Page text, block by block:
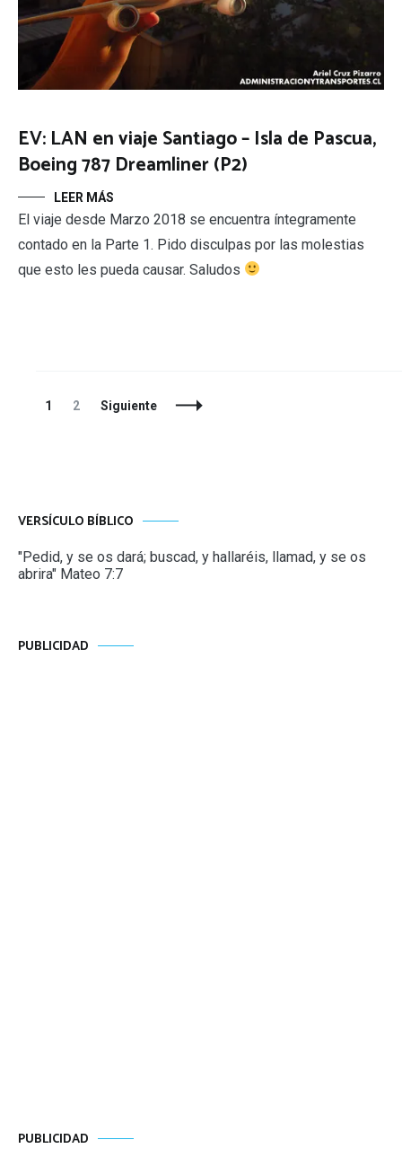
EV: LAN en viaje Santiago – Isla de Pascua,
Boeing 787 Dreamliner (P2)
LEER MÁS
El viaje desde Marzo 2018 se encuentra íntegramente
contado en la Parte 1. Pido disculpas por las molestias
que esto les pueda causar. Saludos
Navegación
Página
1 Página
2 Siguiente
VERSÍCULO BÍBLICO
"Pedid, y se os dará; buscad, y hallaréis, llamad, y se os
abrira" Mateo 7:7
PUBLICIDAD
PUBLICIDAD